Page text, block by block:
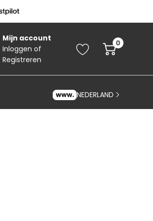
Mijn account
Inloggenof
Registreren
0
NEDERLAND